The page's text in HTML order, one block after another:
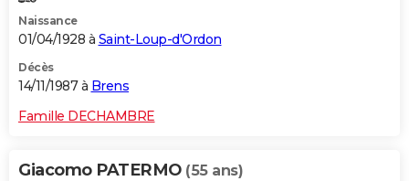
Naissance
01/04/1928 à Saint-Loup-d'Ordon
Décès
14/11/1987 à Brens
Famille DECHAMBRE
Giacomo PATERMO (55 ans)